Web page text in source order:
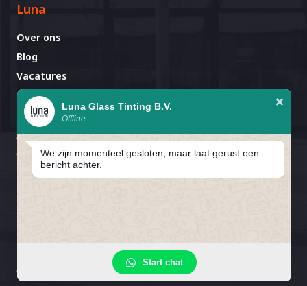
wij gesloten van 25 juli T/M 16
Afspraak al gemaakt?
Avignonlaan 67
5627 GA Eindhoven
CookiebeleidCookievoorkeuren
Algemene Voorwaarden
Luna
Over ons
Blog
Vacatures
Contact
Luna Glass Tinting B.V.
Offline
We zijn momenteel gesloten, maar laat gerust een
bericht achter.
Start chat